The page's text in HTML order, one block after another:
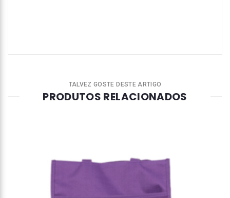
TALVEZ GOSTE DESTE ARTIGO
PRODUTOS RELACIONADOS